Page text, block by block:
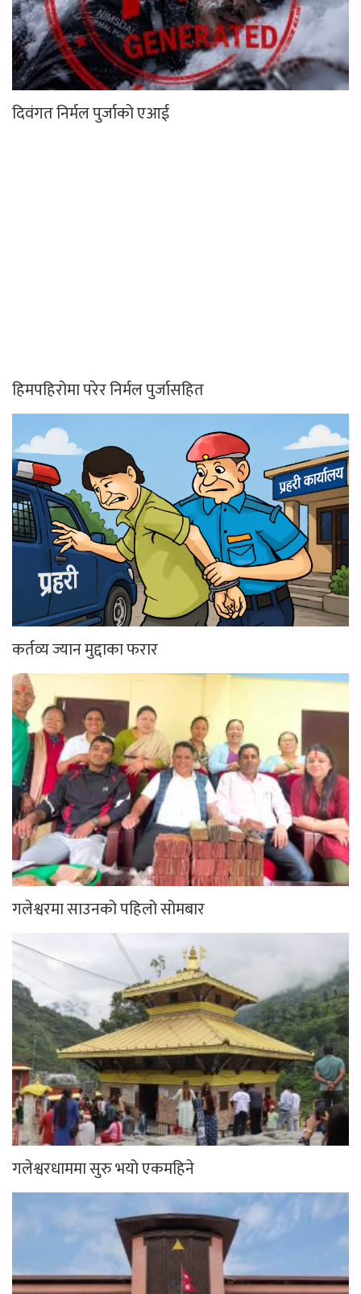
दिवंगत निर्मल पुर्जाको एआई
हिमपहिरोमा परेर निर्मल पुर्जासहित
कर्तव्य ज्यान मुद्दाका फरार
गलेश्वरमा साउनको पहिलो सोमबार
गलेश्वरधाममा सुरु भयो एकमहिने